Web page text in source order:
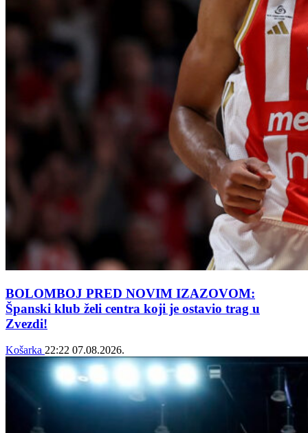
BOLOMBOJ PRED NOVIM IZAZOVOM:
Španski klub želi centra koji je ostavio trag u
Zvezdi!
Košarka 22:22 07.08.2026.